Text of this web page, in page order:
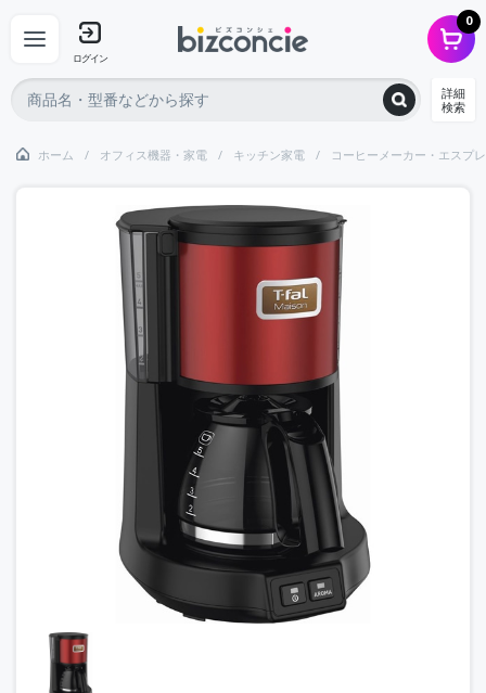
ログイン
0
詳細
検索
ホーム オフィス機器・家電 キッチン家電 コーヒーメーカー・エスプ